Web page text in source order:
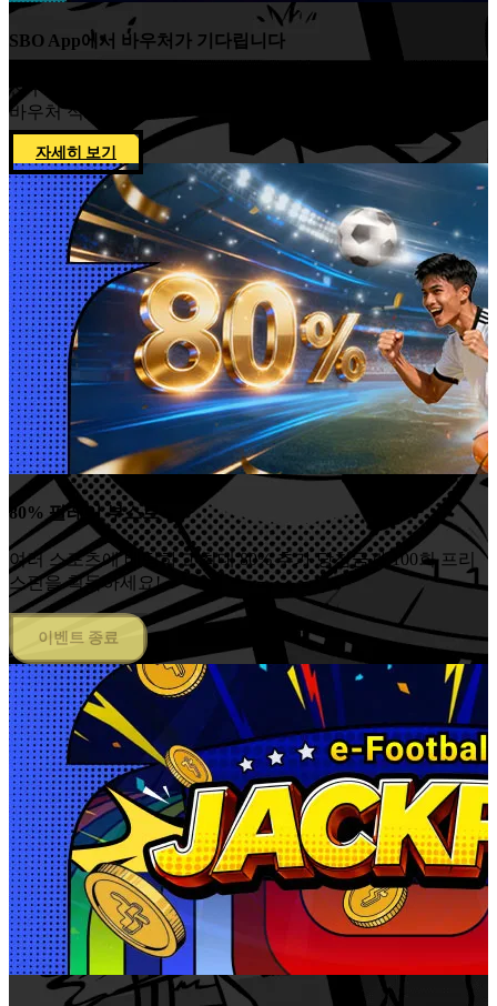
SBO App에서 바우처가 기다립니다
친구를 초대하고 함께 플레이해 보세요친구 1명당 최대 77개
바우처 적립
자세히 보기
80% 팔레이 부스트+
여러 스포츠에 베팅하고 최대 80% 추가 당첨금과 100회 프리
스핀을 획득하세요!
이벤트 종료